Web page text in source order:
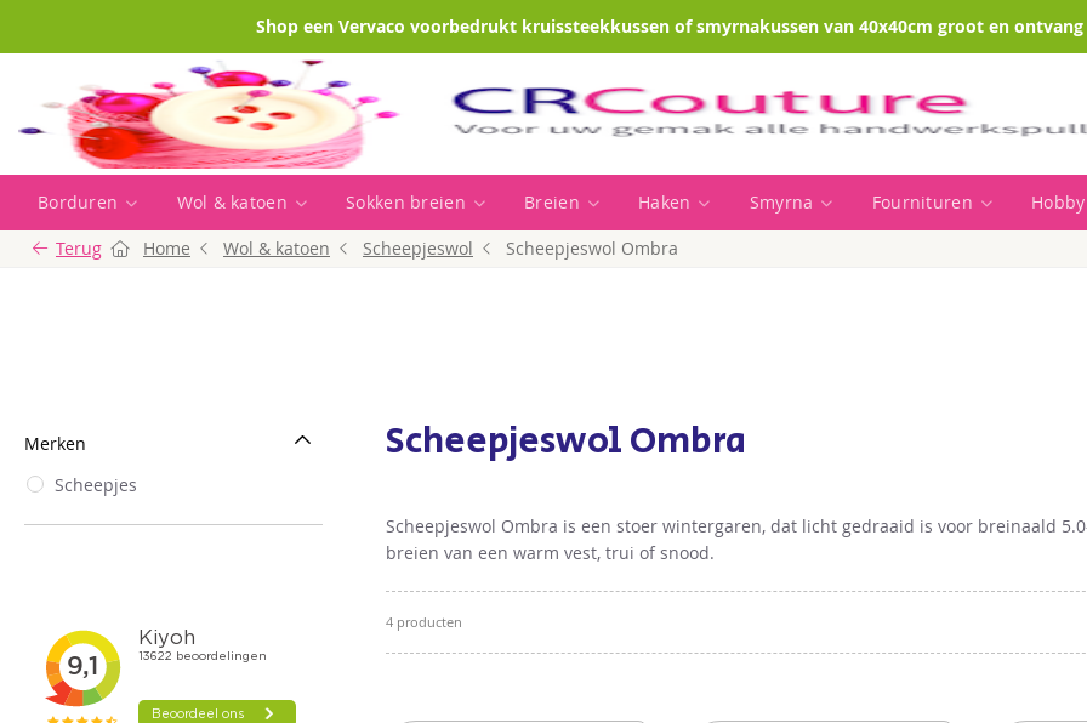
Shop een Vervaco voorbedrukt kruissteekkussen of smyrnakussen van 40x40cm groot en
Borduren Wol & katoen Sokken breien Breien Haken Smyrna Fournituren Hobby
Terug
Home Wol & katoen Scheepjeswol Scheepjeswol Ombra
Scheepjeswol Ombra
Scheepjeswol Ombra is een stoer wintergaren, dat licht gedraaid is voor breinaald
breien van een warm vest, trui of snood.
4producten
Merken
Scheepjes